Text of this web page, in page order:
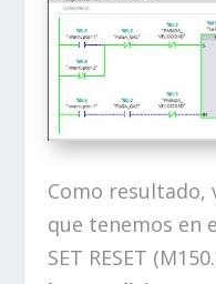
Como resultado,
que tenemos en
SET RESET